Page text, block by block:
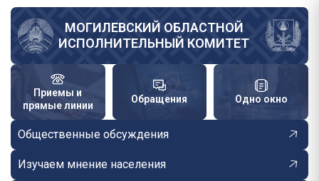
Перейти
основному
содержанию
МОГИЛЕВСКИЙ ОБЛАСТНОЙ
ИСПОЛНИТЕЛЬНЫЙ КОМИТЕТ
Приемы и
прямые линии
Обращения Одно окно
Общественные обсуждения
Изучаем мнение населения